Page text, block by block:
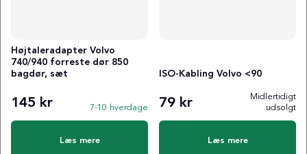
Højtaleradapter Volvo
740/940 forreste dør 850
bagdør, sæt
145 kr 7-10 hverdage
Læs mere
ISO-Kabling Volvo <90
79 kr
Midlertidigt
udsolgt
Læs mere